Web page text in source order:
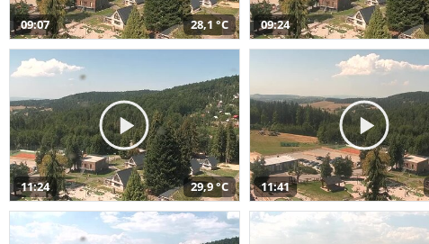
09:07 28,1 °C 09:24
11:24 29,9 °C 11:41